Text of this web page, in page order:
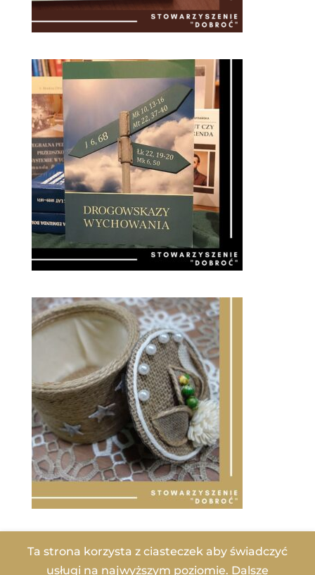
Ta strona korzysta z ciasteczek aby świadczyć
usługi na najwyższym poziomie. Dalsze